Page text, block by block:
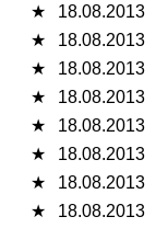
★
18.08.2013
★
18.08.2013
★
18.08.2013
★
18.08.2013
★
18.08.2013
★
18.08.2013
★
18.08.2013
★
18.08.2013